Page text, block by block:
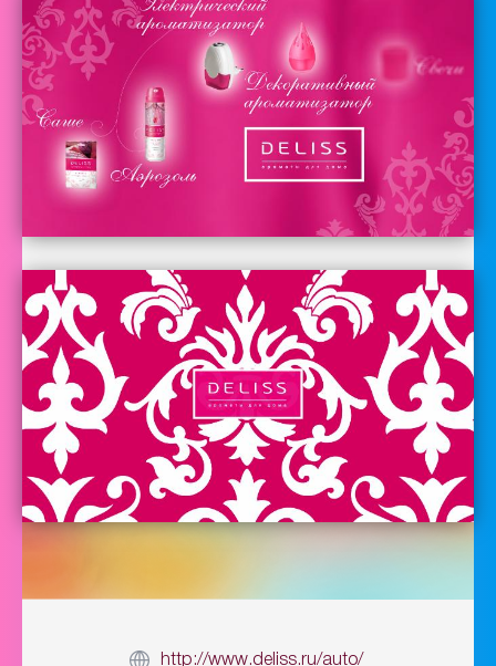
http://www.deliss.ru/auto/